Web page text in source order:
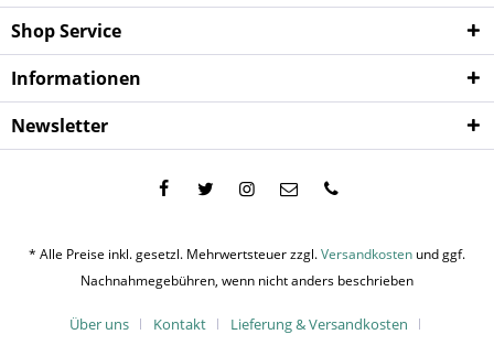
Shop Service
Informationen
Newsletter
* Alle Preise inkl. gesetzl. Mehrwertsteuer zzgl.Versandkosten und ggf.
Nachnahmegebühren, wenn nicht anders beschrieben
Über uns Kontakt
Lieferung & Versandkosten